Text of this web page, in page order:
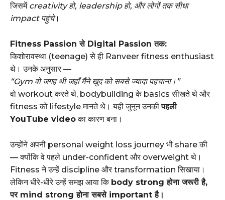
जिसमें creativity हो, leadership हो, और लोगों तक सीधा
impact पहुंचे।
Fitness Passion से Digital Passion तक:
किशोरावस्था (teenage) से ही Ranveer fitness enthusiast
थे। उनके अनुसार —
“Gym वो जगह थी जहाँ मैंने खुद को सबसे ज्यादा पहचाना।”
वो workout करते थे, bodybuilding के basics सीखते थे और
fitness को lifestyle मानते थे। यही जुनून उनकीपहली
YouTube videoका कारण बना।
उन्होंने अपनी personal weight loss journey भी share की
— क्योंकि वे पहले under-confident और overweight थे।
Fitness ने उन्हें discipline और transformation सिखाया।
लेकिन धीरे-धीरे उन्हें समझ आया कि body strong होना जरूरी है,
पर mind strong होना सबसे important है।